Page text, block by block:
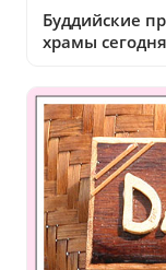
Буддийские
храмы сегодня